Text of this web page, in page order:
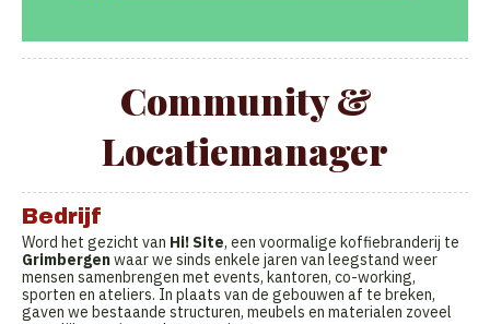
Community &
Locatiemanager
Bedrijf
Word het gezicht van Hi! Site, een voormalige koffiebranderij te
Grimbergenwaar we sinds enkele jaren van leegstand weer
mensen samenbrengen met events, kantoren, co-working,
sporten en ateliers. In plaats van de gebouwen af te breken,
gaven we bestaande structuren, meubels en materialen zoveel